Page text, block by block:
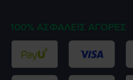
100% ΑΣΦΑΛΕΊΣ ΑΓΟΡΈΣ